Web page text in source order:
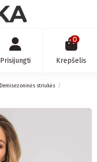
Prisijungti
0
Krepšelis
Demisezoninės striukės